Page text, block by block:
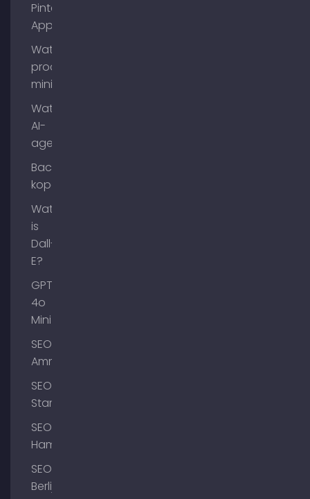
Pinterest
App?
Wat is
process
mining?
Wat zijn
AI-
agenten?
Backlinks
kopen
Wat
is
Dall-
E?
GPT-
4o
Mini
SEO
Ammersee
SEO
Starnberg
SEO
Hamburg
SEO
Berlijn